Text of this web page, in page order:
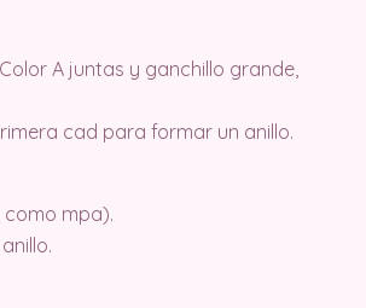
A juntas y ganchillo grande,
cad para formar un anillo.
mpa).